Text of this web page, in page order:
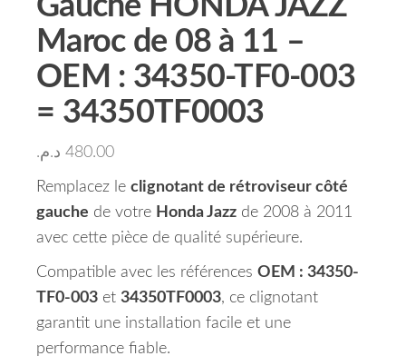
Maroc de 08 à 11 –
OEM : 34350-TF0-003
= 34350TF0003
480.00 د.م.
Remplacez le clignotant de rétroviseur côté
gauche de votre Honda Jazz de 2008 à 2011
avec cette pièce de qualité supérieure.
Compatible avec les références OEM : 34350-
TF0-003 et 34350TF0003, ce clignotant
garantit une installation facile et une
performance fiable.